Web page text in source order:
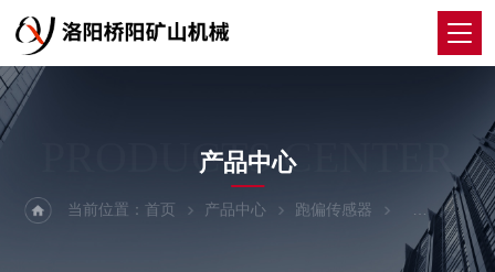
PRODUCTS CENTER
产品中心
当前位置：首页 产品中心 跑偏传感器 手动复位